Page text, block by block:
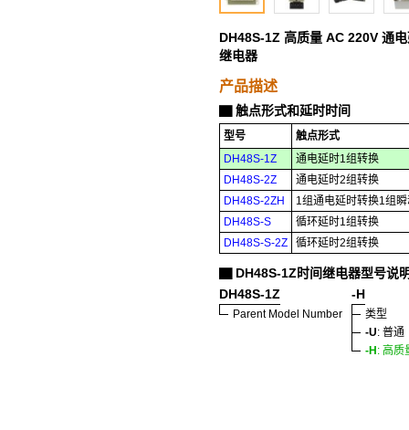
DH48S-1Z 高质量 AC 220V 通
继电器
产品描述
触点形式和延时时间
型号
触点形式
DH48S-1Z
通电延时1组转换
DH48S-2Z
通电延时2组转换
DH48S-2ZH
1组通电延时转换1组
DH48S-S
循环延时1组转换
DH48S-S-2Z
循环延时2组转换
DH48S-1Z时间继电器型号说
DH48S-1Z
Parent Model Number
-H
类型
-U: 普通
-H : 高质